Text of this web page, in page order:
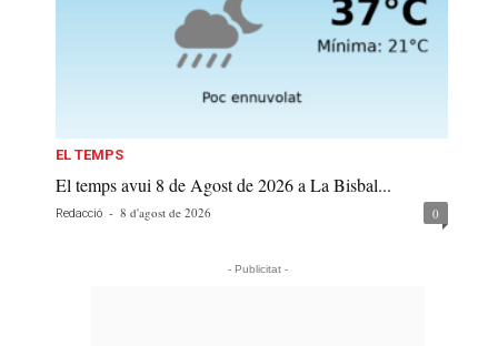
EL TEMPS
El temps avui 8 de Agost de 2026 a La Bisbal...
Redacció - 8 d'agost de 2026 0
- Publicitat -